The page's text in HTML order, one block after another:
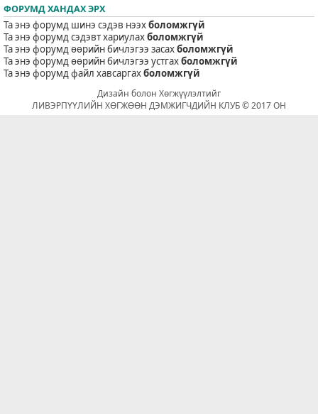
ФОРУМД ХАНДАХ ЭРХ
Та энэ форумд шинэ сэдэв нээхболомжгүй
Та энэ форумд сэдэвт хариулахболомжгүй
Та энэ форумд өөрийн бичлэгээ засахболомжгүй
Та энэ форумд өөрийн бичлэгээ устгахболомжгүй
Та энэ форумд файл хавсаргахболомжгүй
Дизайн болон Хөгжүүлэлтийг
ЛИВЭРПҮҮЛИЙН ХӨГЖӨӨН ДЭМЖИГЧДИЙН КЛУБ © 2017 ОН